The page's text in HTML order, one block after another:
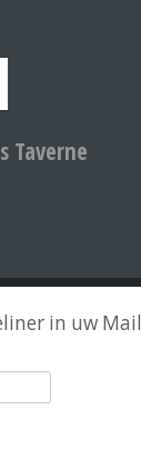
Taverne
in uw Mail